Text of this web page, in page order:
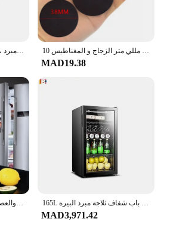
فريزر بفتحة صدر عميقة مخصص بباب زجاجي ، عرض وجبات سريعة الشيلر ، مبرد ، ثلاجة ، سوبر ماركت ، عرض 10 قطعة الزجاج الشفاف و ملصقات المغناطيسي مغناطيس الثلاجة اليدوية يعمل 25 مللي متر/30 مللي متر/40 مللي متر/50 مللي متر الزجاج و المغناطيس Craft بها بنفسك الحرفية ديكور
MAD19.38
إبريق زجاجي 1.5 لتر 52 أونصة مع غطاء للثلاجة، إبريق زجاجي للمياه الساخنة/الباردة، شرب الشاي المثلج والقهوة والعصير والمشروبات محلية الصنع 165L خزانة مشروبات مبرد نبيذ قائم بذاته ثلاجة باب زجاجي ثلاجات باب شفاف ثلاجة مبرد البيرة
MAD3,971.42